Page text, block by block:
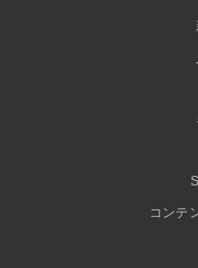
コンテ